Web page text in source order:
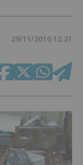
29/11/2016 12:21